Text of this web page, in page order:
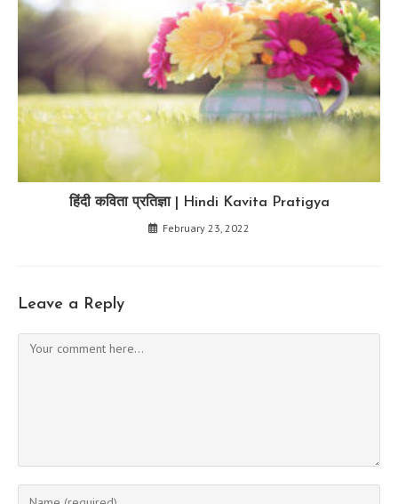
हिंदी कविता प्रतिज्ञा | Hindi Kavita Pratigya
February 23, 2022
Leave a Reply
Comment
Enter